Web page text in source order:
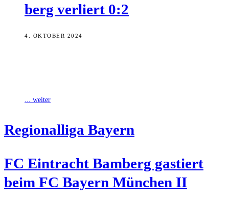
berg ver­liert 0:2
4. OKTOBER 2024
... weiter
Regio­nal­li­ga Bayern
FC Ein­tracht Bam­berg gas­tiert
beim FC Bay­ern Mün­chen II